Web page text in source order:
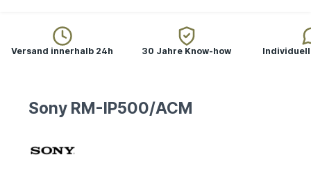
Versand innerhalb 24h 30 Jahre Know-how
Sony RM-IP500/ACM